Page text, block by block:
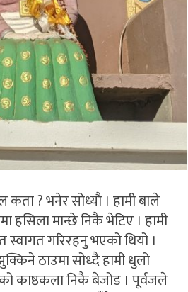
? भनेर सोध्यौ । हामी बाले
हसिला मान्छे निकै भेटिए । हामी
गरिरहनु भएको थियो ।
ठाउमा सोध्दै हामी धुलो
काष्ठकला निकै बेजोड । पूर्वजले